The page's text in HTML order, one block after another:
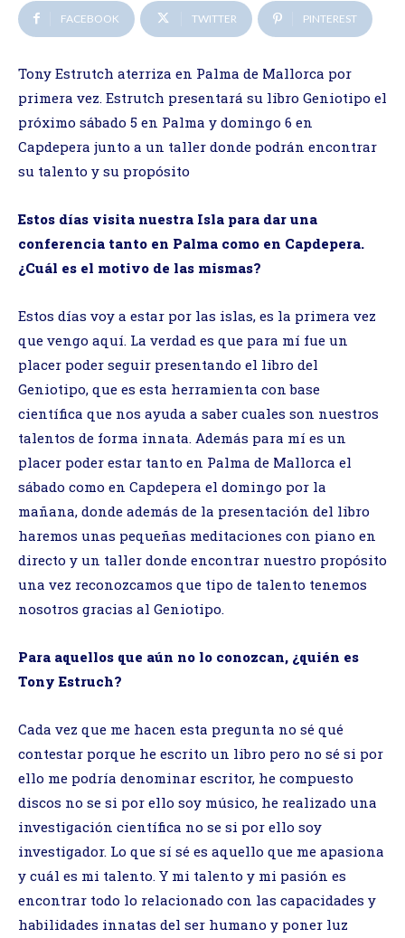
FACEBOOK TWITTER PINTEREST
Tony Estrutch aterriza en Palma de Mallorca por
primera vez. Estrutch presentará su libro Geniotipo el
próximo sábado 5 en Palma y domingo 6 en
Capdepera junto a un taller donde podrán encontrar
su talento y su propósito
Estos días visita nuestra Isla para dar una
conferencia tanto en Palma como en Capdepera.
¿Cuál es el motivo de las mismas?
Estos días voy a estar por las islas, es la primera vez
que vengo aquí. La verdad es que para mí fue un
placer poder seguir presentando el libro del
Geniotipo, que es esta herramienta con base
científica que nos ayuda a saber cuales son nuestros
talentos de forma innata. Además para mí es un
placer poder estar tanto en Palma de Mallorca el
sábado como en Capdepera el domingo por la
mañana, donde además de la presentación del libro
haremos unas pequeñas meditaciones con piano en
directo y un taller donde encontrar nuestro propósito
una vez reconozcamos que tipo de talento tenemos
nosotros gracias al Geniotipo.
Para aquellos que aún no lo conozcan, ¿quién es
Tony Estruch?
Cada vez que me hacen esta pregunta no sé qué
contestar porque he escrito un libro pero no sé si por
ello me podría denominar escritor, he compuesto
discos no se si por ello soy músico, he realizado una
investigación científica no se si por ello soy
investigador. Lo que sí sé es aquello que me apasiona
y cuál es mi talento. Y mi talento y mi pasión es
encontrar todo lo relacionado con las capacidades y
habilidades innatas del ser humano y poner luz